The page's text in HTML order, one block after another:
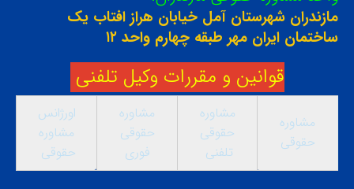
مازندران شهرستان آمل خیابان هراز افتاب یک
ساختمان ایران مهر طبقه چهارم واحد ۱۲
قوانین و مقررات وکیل تلفنی
مشاوره
حقوقی
مشاوره
حقوقی
تلفنی
مشاوره
حقوقی
فوری
اورژانس
مشاوره
حقوقی